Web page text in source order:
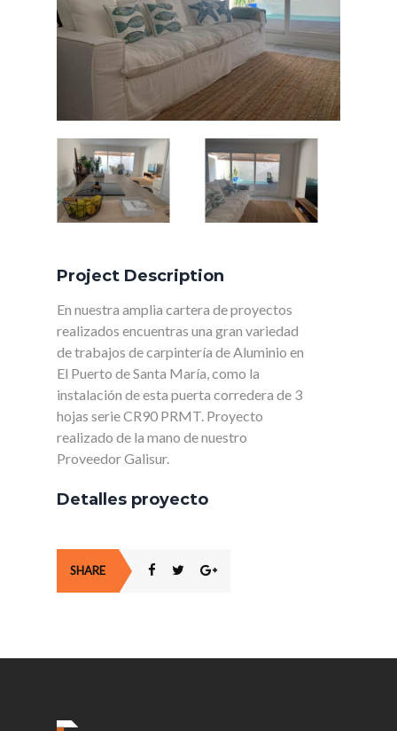
Project Description
En nuestra amplia cartera de proyectos
realizados encuentras una gran variedad
de trabajos de carpintería de Aluminio en
El Puerto de Santa María, como la
instalación de esta puerta corredera de 3
hojas serie CR90 PRMT. Proyecto
realizado de la mano de nuestro
Proveedor Galisur.
Detalles proyecto
SHARE